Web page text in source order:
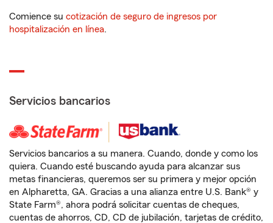
Comience su cotización de seguro de ingresos por
hospitalización en línea.
Servicios bancarios
Servicios bancarios a su manera. Cuando, donde y como los
quiera. Cuando esté buscando ayuda para alcanzar sus
metas financieras, queremos ser su primera y mejor opción
en Alpharetta, GA. Gracias a una alianza entre U.S. Bank® y
State Farm®, ahora podrá solicitar cuentas de cheques,
cuentas de ahorros, CD, CD de jubilación, tarjetas de crédito,